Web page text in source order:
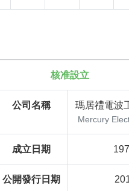
核准設立
公司名稱 瑪居禮電波工
Mercury
成立日期
公開發行日期